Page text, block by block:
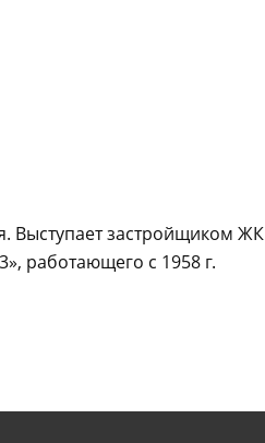
Выступает застройщиком ЖК
работающего с 1958 г.